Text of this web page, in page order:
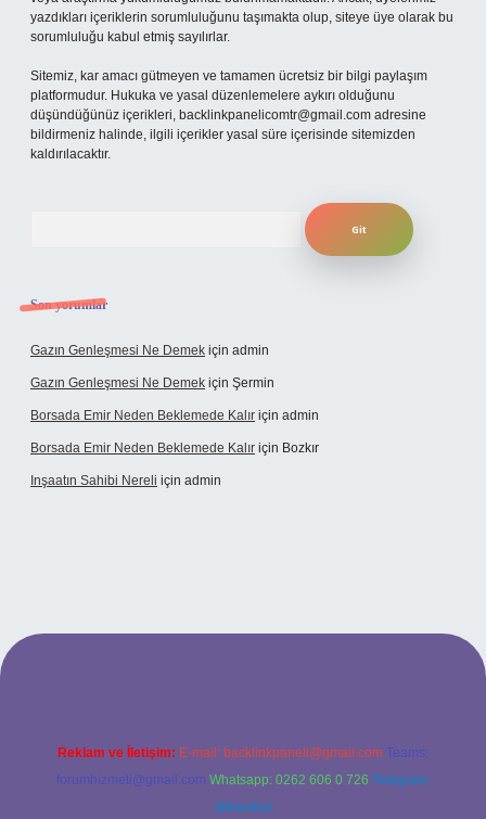
yazdıkları içeriklerin sorumluluğunu taşımakta olup, siteye üye olarak bu
sorumluluğu kabul etmiş sayılırlar.
Sitemiz, kar amacı gütmeyen ve tamamen ücretsiz bir bilgi paylaşım
platformudur. Hukuka ve yasal düzenlemelere aykırı olduğunu
düşündüğünüz içerikleri, backlinkpanelicomtr@gmail.com adresine
bildirmeniz halinde, ilgili içerikler yasal süre içerisinde sitemizden
kaldırılacaktır.
Son yorumlar
Gazın Genleşmesi Ne Demek için admin
Gazın Genleşmesi Ne Demek için Şermin
Borsada Emir Neden Beklemede Kalır için admin
Borsada Emir Neden Beklemede Kalır için Bozkır
Inşaatın Sahibi Nereli için admin
Reklam ve İletişim: E-mail: backlinkpaneli@gmail.com Teams:
forumhizmeti@gmail.com Whatsapp: 0262 606 0 726 Telegram:
@karabul